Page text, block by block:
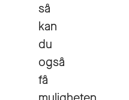
så
kan
du
også
få